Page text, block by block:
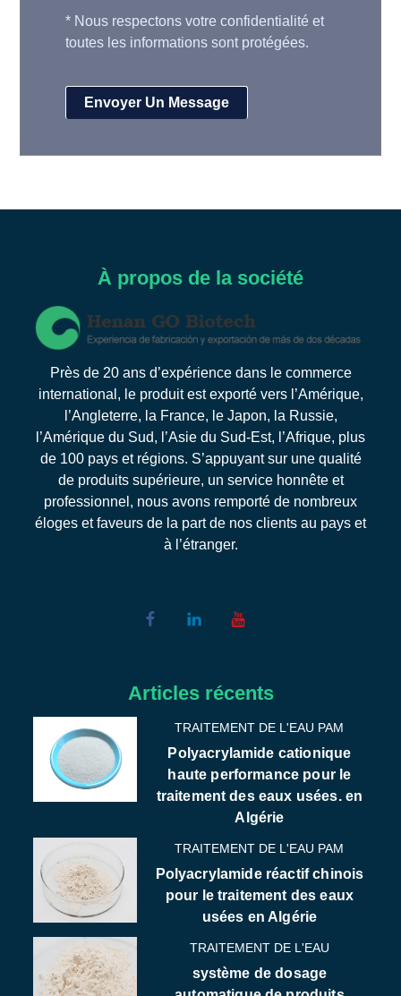
* Nous respectons votre confidentialité et
toutes les informations sont protégées.
À propos de la société
Près de 20 ans d’expérience dans le commerce
international, le produit est exporté vers l’Amérique,
l’Angleterre, la France, le Japon, la Russie,
l’Amérique du Sud, l’Asie du Sud-Est, l’Afrique, plus
de 100 pays et régions. S’appuyant sur une qualité
de produits supérieure, un service honnête et
professionnel, nous avons remporté de nombreux
éloges et faveurs de la part de nos clients au pays et
à l’étranger.
Articles récents
TRAITEMENT DE L'EAU PAM
Polyacrylamide cationique
haute performance pour le
traitement des eaux usées. en
Algérie
TRAITEMENT DE L'EAU PAM
Polyacrylamide réactif chinois
pour le traitement des eaux
usées en Algérie
TRAITEMENT DE L'EAU
système de dosage